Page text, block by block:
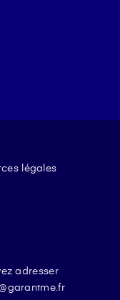
légales
adresser